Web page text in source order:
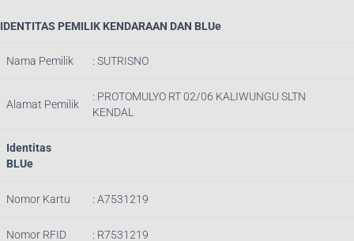
IDENTITAS PEMILIK KENDARAAN DAN BLUe
Nama Pemilik : SUTRISNO
Alamat Pemilik
: PROTOMULYO RT 02/06 KALIWUNGU SLTN
KENDAL
Identitas
BLUe
Nomor Kartu : A7531219
Nomor RFID : R7531219